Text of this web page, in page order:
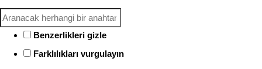
Benzerlikleri gizle
Farklılıkları vurgulayın